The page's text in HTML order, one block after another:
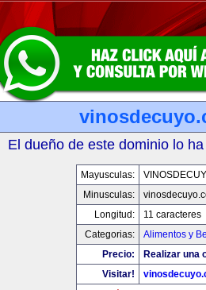
El dueño de este dominio lo
Mayusculas:
Minusculas:
Longitud:
11 caracteres
Categorias:
Alimentos y
Precio:
Realizar una
Visitar!